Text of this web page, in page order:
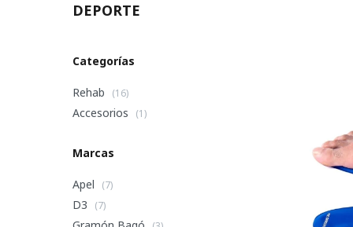
DEPORTE
Categorías
Rehab (16)
Accesorios (1)
Marcas
Apel (7)
D3 (7)